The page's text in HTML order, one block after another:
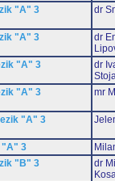
"A" 3 dr
"A" 3
dr
"A" 3
dr
"A" 3 mr
"A" 3
"A" 3
"B" 3
dr